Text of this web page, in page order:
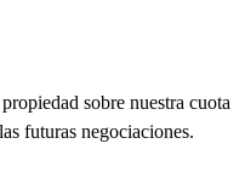
sobre nuestra cuota
futuras negociaciones.